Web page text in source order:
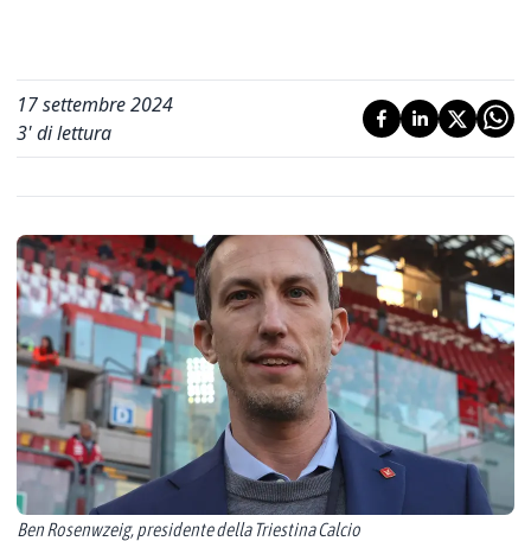
17 settembre 2024
3' di lettura
Ben Rosenwzeig, presidente della Triestina Calcio